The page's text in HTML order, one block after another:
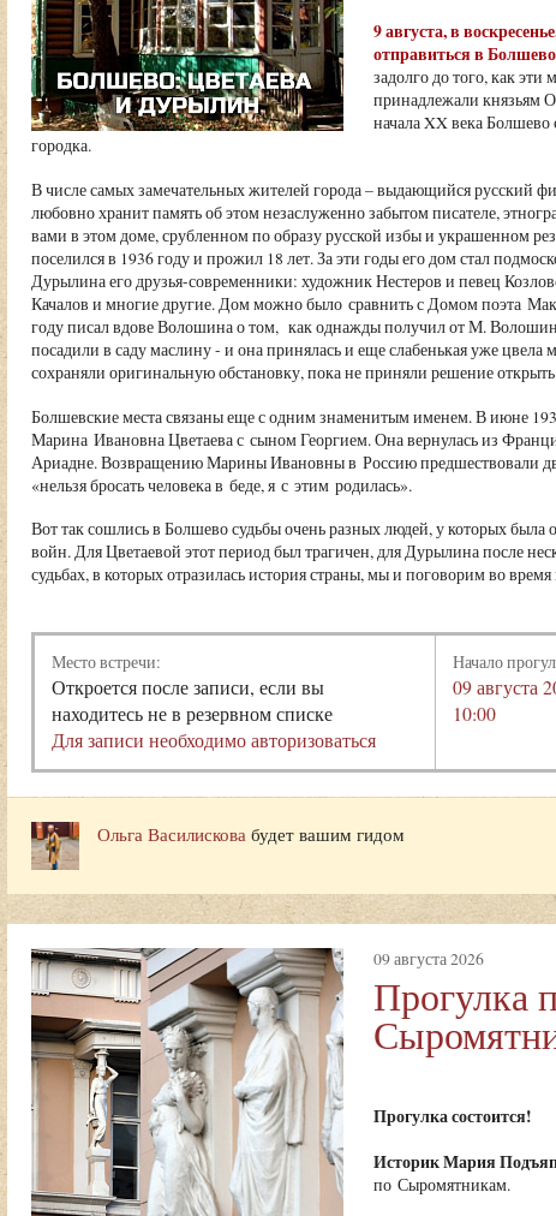
9 августа, в
отправиться в
задолго до того, как
принадлежали князьям
начала XX века Болшево
городка.
В числе самых замечательных жителей города – выдающийся русский
любовно хранит память об этом незаслуженно забытом писателе,
вами в этом доме, срубленном по образу русской избы и украшенном
поселился в 1936 году и прожил 18 лет. За эти годы его дом стал
Дурылина его друзья-современники: художник Нестеров и певец
Качалов и многие другие. Дом можно было сравнить с Домом поэта
году писал вдове Волошина о том, как однажды получил от М.
посадили в саду маслину - и она принялась и еще слабенькая уже
сохраняли оригинальную обстановку, пока не приняли решение
Болшевские места связаны еще с одним знаменитым именем. В июне
Марина Ивановна Цветаева с сыном Георгием. Она вернулась из
Ариадне. Возвращению Марины Ивановны в Россию предшествовали
«нельзя бросать человека в беде, я с этим родилась».
Вот так сошлись в Болшево судьбы очень разных людей, у которых
войн. Для Цветаевой этот период был трагичен, для Дурылина после
судьбах, в которых отразилась история страны, мы и поговорим во
Место встречи:
Откроется после записи, если вы
находитесь не в резервном списке
Для записи необходимо авторизоваться
Начало
09 августа
10:00
Ольга Василискова будет вашим гидом
09 августа 2026
Прогулка
Прогулка состоится!
Историк Мария
по Сыромятникам.